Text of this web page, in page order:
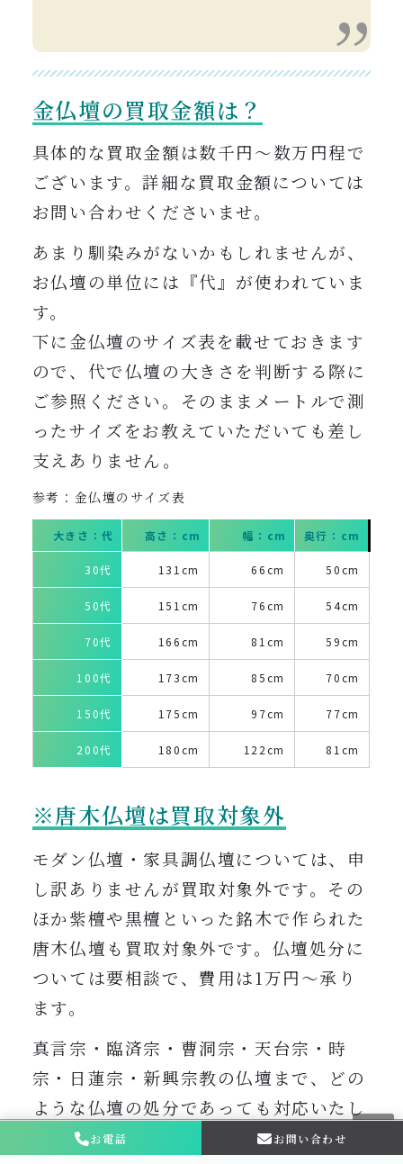
金仏壇の買取金額は？
具体的な買取金額は数千円〜数万円程で
ございます。詳細な買取金額については
お問い合わせくださいませ。
あまり馴染みがないかもしれませんが、
お仏壇の単位には『代』が使われていま
す。
下に金仏壇のサイズ表を載せておきます
ので、代で仏壇の大きさを判断する際に
ご参照ください。そのままメートルで測
ったサイズをお教えていただいても差し
支えありません。
参考：金仏壇のサイズ表
大きさ：代 高さ：cm 幅：cm 奥行：cm
30代 131cm 66cm 50cm
50代 151cm 76cm 54cm
70代 166cm 81cm 59cm
100代 173cm 85cm 70cm
150代 175cm 97cm 77cm
200代 180cm 122cm 81cm
※唐木仏壇は買取対象外
モダン仏壇・家具調仏壇については、申
し訳ありませんが買取対象外です。その
ほか紫檀や黒檀といった銘木で作られた
唐木仏壇も買取対象外です。仏壇処分に
ついては要相談で、費用は1万円〜承り
ます。
真言宗・臨済宗・曹洞宗・天台宗・時
宗・日蓮宗・新興宗教の仏壇まで、どの
ような仏壇の処分であっても対応いたし
ます。
お問い合わせ・ 相談はこちら
お電話 お問い合わせ